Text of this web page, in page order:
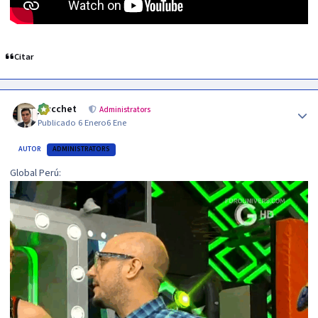
Citar
jzucchet Administrators
Publicado 6 Enero6 Ene
AUTOR ADMINISTRATORS
Global Perú: